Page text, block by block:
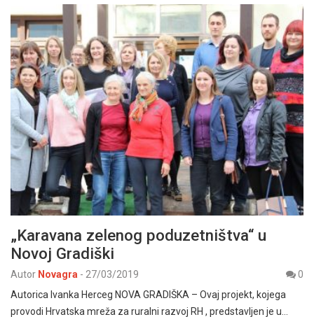
„Karavana zelenog poduzetništva“ u
Novoj Gradiški
Autor Novagra - 27/03/2019
0
Autorica Ivanka Herceg NOVA GRADIŠKA – Ovaj projekt, kojega
provodi Hrvatska mreža za ruralni razvoj RH , predstavljen je u…